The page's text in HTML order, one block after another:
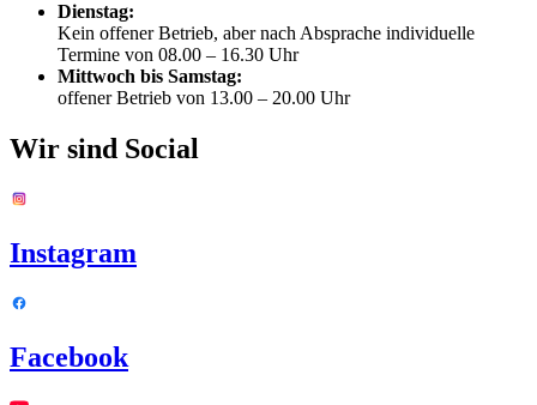
Dienstag:
Kein offener Betrieb, aber nach Absprache individuelle
Termine von 08.00 – 16.30 Uhr
Mittwoch bis Samstag:
offener Betrieb von 13.00 – 20.00 Uhr
Wir sind Social
Instagram
Facebook